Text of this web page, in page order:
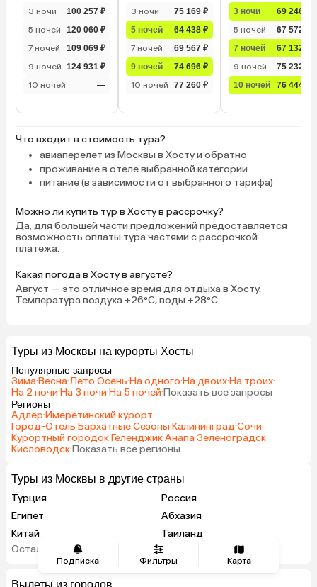
Подписка Фильтры Карта
3 ночи
100 257 ₽
5 ночей
120 060 ₽
7 ночей
109 069 ₽
9 ночей 124 931 ₽
10 ночей
—
3 ночи
75 169 ₽
5 ночей
64 438 ₽
7 ночей
69 567 ₽
9 ночей
74 696 ₽
10 ночей
77 260 ₽
3 ночи
69 246 ₽
5 ночей
67 572 ₽
7 ночей
67 132 ₽
9 ночей
75 232 ₽
10 ночей
76 444 ₽
Что входит в стоимость тура?
авиаперелет из Москвы в Хосту и обратно
проживание в отеле выбранной категории
питание (в зависимости от выбранного тарифа)
Можно ли купить тур в Хосту в рассрочку?
Да, для большей части предложений предоставляется
возможность оплаты тура частями с рассрочкой
платежа.
Какая погода в Хосту в августе?
Август — это отличное время для отдыха в Хосту.
Температура воздуха +26°C, воды +28°C.
Туры из Москвы на курорты Хосты
Популярные запросы
Зима·Весна·Лето·Осень·На одного·На двоих·На троих·
На 2 ночи·На 3 ночи·На 5 ночей·Показать все запросы
Регионы
Адлер·Имеретинский курорт·
Город-Отель Бархатные Сезоны·Калининград·Сочи·
Курортный городок·Геленджик·Анапа·Зеленоградск·
Кисловодск·Показать все регионы
Туры из Москвы в другие страны
Турция
Россия
Египет
Абхазия
Китай
Таиланд
Вьетнам
ОАЭ
Мальдивы
Тунис
Остальные страны
Вылеты из городов